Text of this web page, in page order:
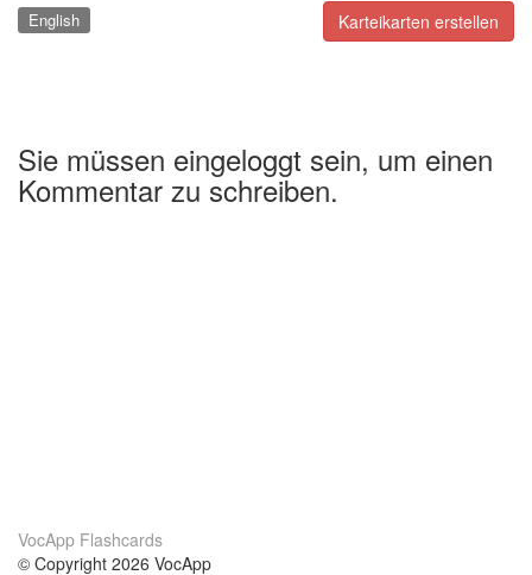
Karteikarten erstellen
English
Sie müssen eingeloggt sein, um einen
Kommentar zu schreiben.
VocApp Flashcards
© Copyright 2026 VocApp